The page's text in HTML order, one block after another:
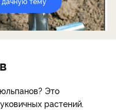
Это
растений.